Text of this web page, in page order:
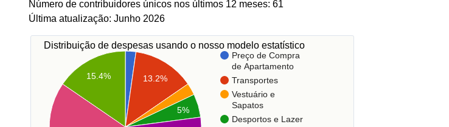
Número de contribuidores únicos nos últimos 12 meses: 61
Última atualização: Junho 2026
Distribuição de despesas usando o nosso modelo estatístico
Preço de Compra
de Apartamento
Transportes
Vestuário e
Sapatos
Desportos e Lazer
13.2%
5%
15.4%